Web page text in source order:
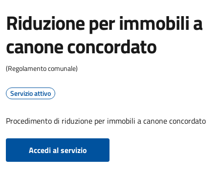
Riduzione per immobili a
canone concordato
(Regolamento comunale)
Servizio attivo
Procedimento di riduzione per immobili a canone concordato
Accedi al servizio